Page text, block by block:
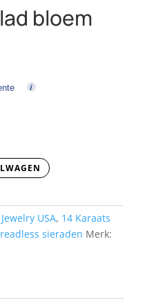
bloem
USA, 14 Karaats
sieraden Merk: